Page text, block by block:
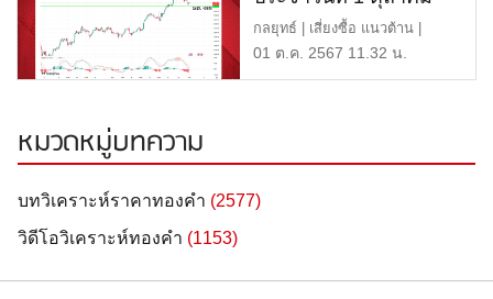
2567
กลยุทธ์ | เสี่ยงซื้อ แนวต้าน |
$2,670 หรือ 40,700 บ […]
01 ต.ค. 2567 11.32 น.
หมวดหมู่บทความ
บทวิเคราะห์ราคาทองคำ (2577)
วิดีโอวิเคราะห์ทองคำ (1153)